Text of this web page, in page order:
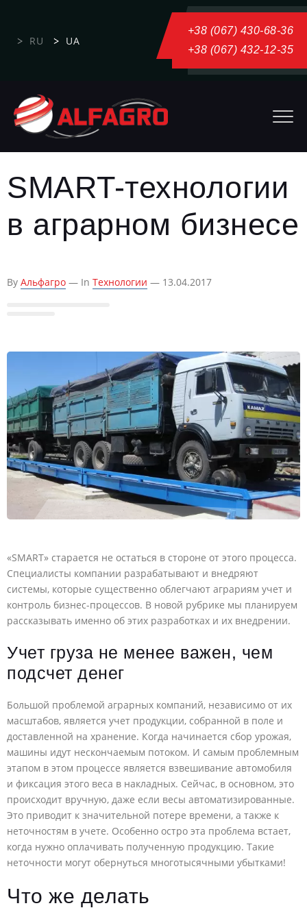
RU UA
+38 (067) 430-68-36
+38 (067) 432-12-35
SMART-технологии
в аграрном бизнесе
By Альфагро — In Технологии — 13.04.2017
«SMART» старается не остаться в стороне от этого процесса.
Специалисты компании разрабатывают и внедряют
системы, которые существенно облегчают аграриям учет и
контроль бизнес-процессов. В новой рубрике мы планируем
рассказывать именно об этих разработках и их внедрении.
Учет груза не менее важен, чем
подсчет денег
Большой проблемой аграрных компаний, независимо от их
масштабов, является учет продукции, собранной в поле и
доставленной на хранение. Когда начинается сбор урожая,
машины идут нескончаемым потоком. И самым проблемным
этапом в этом процессе является взвешивание автомобиля
и фиксация этого веса в накладных. Сейчас, в основном, это
происходит вручную, даже если весы автоматизированные.
Это приводит к значительной потере времени, а также к
неточностям в учете. Особенно остро эта проблема встает,
когда нужно оплачивать полученную продукцию. Такие
неточности могут обернуться многотысячными убытками!
Что же делать